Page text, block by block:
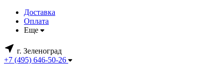
Доставка
Оплата
Еще
г. Зеленоград
+7 (495) 646-50-26